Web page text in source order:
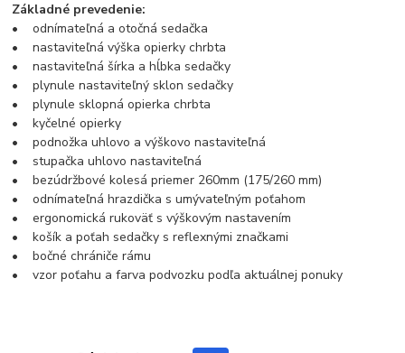
Základné prevedenie:
• odnímateľná a otočná sedačka
• nastaviteľná výška opierky chrbta
• nastaviteľná šírka a hĺbka sedačky
• plynule nastaviteľný sklon sedačky
• plynule sklopná opierka chrbta
• kyčelné opierky
• podnožka uhlovo a výškovo nastaviteľná
• stupačka uhlovo nastaviteľná
• bezúdržbové kolesá priemer 260mm (175/260 mm)
• odnímateľná hrazdička s umývateľným poťahom
• ergonomická rukoväť s výškovým nastavením
• košík a poťah sedačky s reflexnými značkami
• bočné chrániče rámu
• vzor poťahu a farva podvozku podľa aktuálnej ponuky